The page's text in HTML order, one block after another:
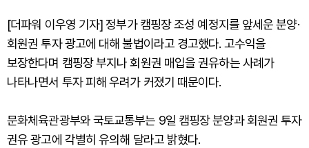
[더파워 이우영 기자] 정부가 캠핑장 조성 예정지를 앞세운 분양·
회원권 투자 광고에 대해 불법이라고 경고했다. 고수익을
보장한다며 캠핑장 부지나 회원권 매입을 권유하는 사례가
나타나면서 투자 피해 우려가 커졌기 때문이다.
문화체육관광부와 국토교통부는 9일 캠핑장 분양과 회원권 투자
권유 광고에 각별히 유의해 달라고 밝혔다.